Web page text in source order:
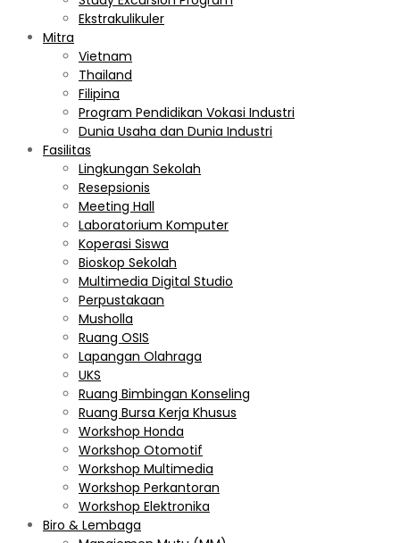
Ekstrakulikuler
Mitra
Vietnam
Thailand
Filipina
Program Pendidikan Vokasi Industri
Dunia Usaha dan Dunia Industri
Fasilitas
Lingkungan Sekolah
Resepsionis
Meeting Hall
Laboratorium Komputer
Koperasi Siswa
Bioskop Sekolah
Multimedia Digital Studio
Perpustakaan
Musholla
Ruang OSIS
Lapangan Olahraga
UKS
Ruang Bimbingan Konseling
Ruang Bursa Kerja Khusus
Workshop Honda
Workshop Otomotif
Workshop Multimedia
Workshop Perkantoran
Workshop Elektronika
Biro & Lembaga